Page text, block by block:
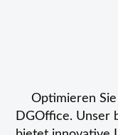
Optimieren
DGOffice. Unser